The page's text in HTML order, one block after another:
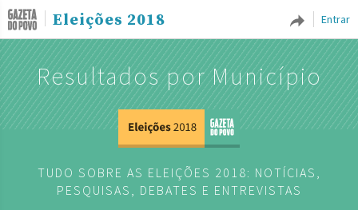
Entrar
Eleições 2018
Resultados por Município
TUDO SOBRE AS ELEIÇÕES 2018: NOTÍCIAS,
PESQUISAS, DEBATES E ENTREVISTAS